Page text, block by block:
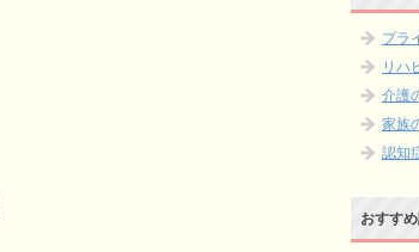
プラ
リハ
介護
家族
認知
おすす